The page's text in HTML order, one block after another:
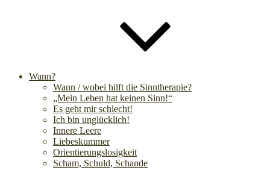
Wann?
Wann / wobei hilft die Sinntherapie?
„Mein Leben hat keinen Sinn!“
Es geht mir schlecht!
Ich bin unglücklich!
Innere Leere
Liebeskummer
Orientierungslosigkeit
Scham, Schuld, Schande